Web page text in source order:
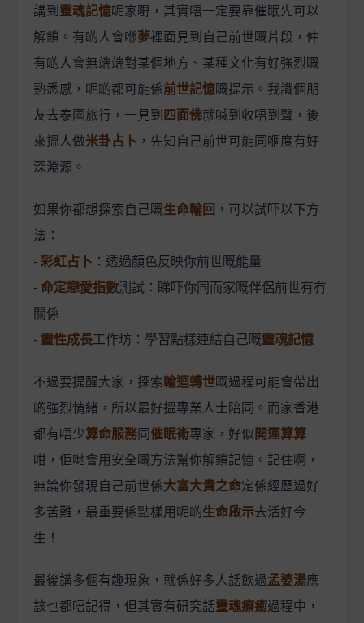
講到靈魂記憶呢家嘢，其實唔一定要靠催眠先可以
解鎖。有啲人會喺夢裡面見到自己前世嘅片段，仲
有啲人會無端端對某個地方、某種文化有好強烈嘅
熟悉感，呢啲都可能係前世記憶嘅提示。我識個朋
友去泰國旅行，一見到四面佛就喊到收唔到聲，後
來搵人做米卦占卜 ，先知自己前世可能同嗰度有好
深淵源。
如果你都想探索自己嘅生命輪回 ，可以試吓以下方
法：
-彩虹占卜 ：透過顏色反映你前世嘅能量
- 命定戀愛指數測試：睇吓你同而家嘅伴侶前世有冇
關係
- 靈性成長工作坊：學習點樣連結自己嘅靈魂記憶
不過要提醒大家，探索輪迴轉世嘅過程可能會帶出
啲強烈情緒，所以最好搵專業人士陪同。而家香港
都有唔少算命服務同催眠術專家，好似開運算算
咁，佢哋會用安全嘅方法幫你解鎖記憶。記住啊，
無論你發現自己前世係大富大貴之命定係經歷過好
多苦難，最重要係點樣用呢啲生命啟示去活好今
生！
最後講多個有趣現象，就係好多人話飲過孟婆湯應
該乜都唔記得，但其實有研究話靈魂療癒過程中，